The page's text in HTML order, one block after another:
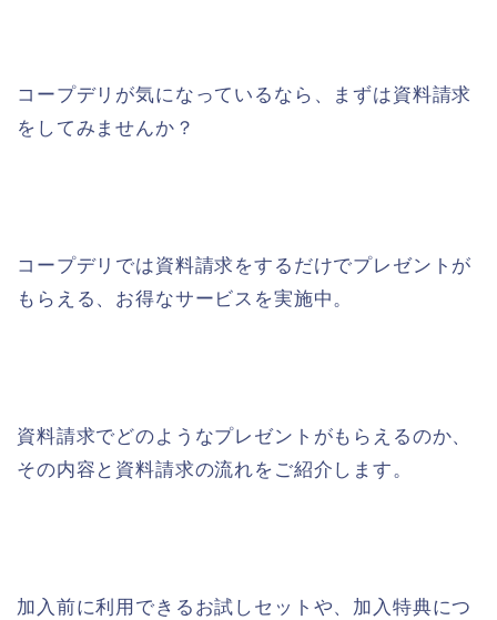
コープデリが気になっているなら、まずは資料請求
をしてみませんか？
コープデリでは資料請求をするだけでプレゼントが
もらえる、お得なサービスを実施中。
資料請求でどのようなプレゼントがもらえるのか、
その内容と資料請求の流れをご紹介します。
加入前に利用できるお試しセットや、加入特典につ